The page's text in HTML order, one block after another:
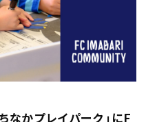
なかプレイパーク」にF